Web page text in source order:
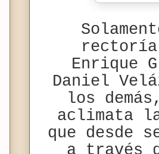
rectoría
Enrique
Daniel
los
aclimata
que desde
a través